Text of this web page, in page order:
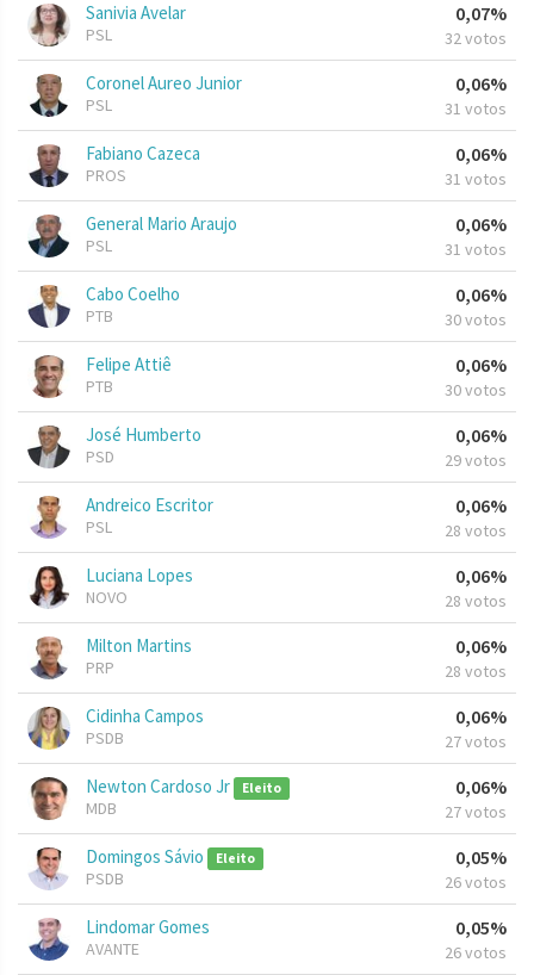
Sanivia Avelar
PSL
0,07%
32 votos
Coronel Aureo Junior
PSL
0,06%
31 votos
Fabiano Cazeca
PROS
0,06%
31 votos
General Mario Araujo
PSL
0,06%
31 votos
Cabo Coelho
PTB
0,06%
30 votos
Felipe Attiê
PTB
0,06%
30 votos
José Humberto
PSD
0,06%
29 votos
Andreico Escritor
PSL
0,06%
28 votos
Luciana Lopes
NOVO
0,06%
28 votos
Milton Martins
PRP
0,06%
28 votos
Cidinha Campos
PSDB
0,06%
27 votos
Newton Cardoso Jr Eleito
MDB
0,06%
27 votos
Domingos Sávio Eleito
PSDB
0,05%
26 votos
Lindomar Gomes
AVANTE
0,05%
26 votos